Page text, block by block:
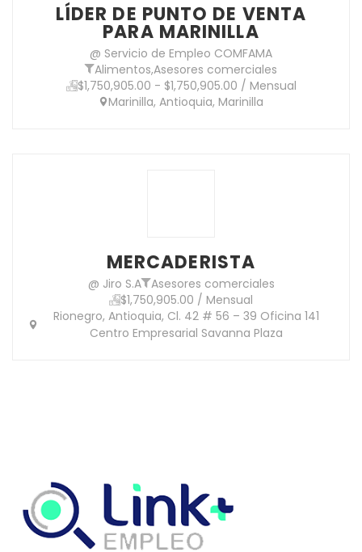
LÍDER DE PUNTO DE VENTA
PARA MARINILLA
@ Servicio de Empleo COMFAMA
Alimentos,Asesores comerciales
$1,750,905.00 - $1,750,905.00 / Mensual
Marinilla, Antioquia, Marinilla
MERCADERISTA
@ Jiro S.A Asesores comerciales
$1,750,905.00 / Mensual
Rionegro, Antioquia, Cl. 42 # 56 – 39 Oficina 141
Centro Empresarial Savanna Plaza